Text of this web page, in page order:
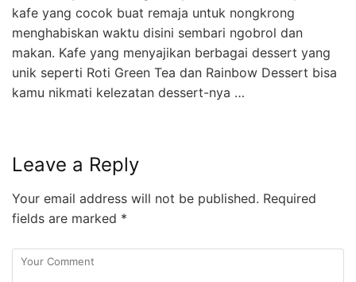
kafe yang cocok buat remaja untuk nongkrong
menghabiskan waktu disini sembari ngobrol dan
makan. Kafe yang menyajikan berbagai dessert yang
unik seperti Roti Green Tea dan Rainbow Dessert bisa
kamu nikmati kelezatan dessert-nya …
Leave a Reply
Your email address will not be published. Required
fields are marked *